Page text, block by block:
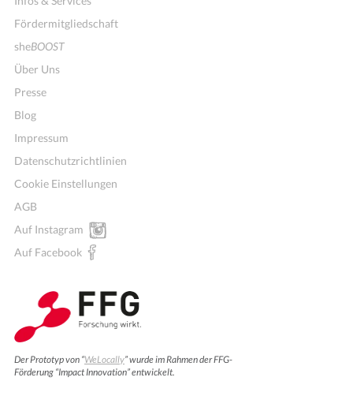
Fördermitgliedschaft
sheBOOST
Über Uns
Presse
Blog
Impressum
Datenschutzrichtlinien
Cookie Einstellungen
AGB
Auf Instagram
Auf Facebook
Der Prototyp von “WeLocally” wurde im Rahmen der FFG-
Förderung “Impact Innovation” entwickelt.